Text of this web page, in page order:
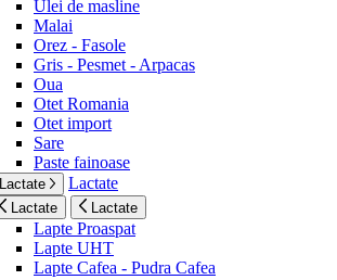
Ulei de masline
Malai
Orez - Fasole
Gris - Pesmet - Arpacas
Oua
Otet Romania
Otet import
Sare
Paste fainoase
Lactate Lactate
Lactate Lactate
Lapte Proaspat
Lapte UHT
Lapte Cafea - Pudra Cafea